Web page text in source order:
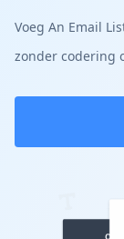
Voeg An Email
zonder codering